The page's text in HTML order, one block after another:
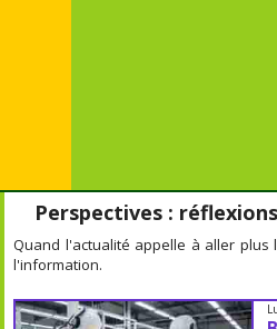
Perspectives :
Quand l'actualité appelle à aller
l'information.